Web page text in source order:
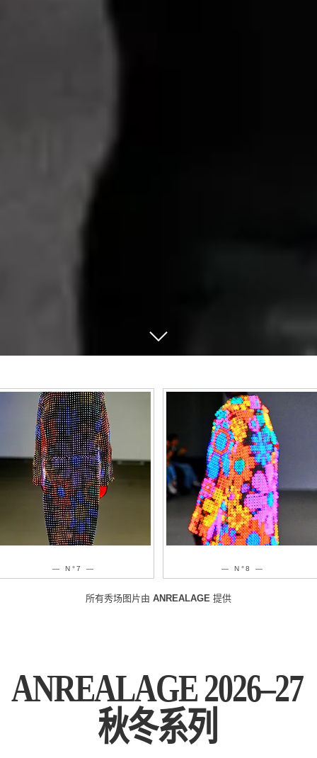
— N°8 — — N°9 —
所有秀场图片由 ANREALAGE 提供
ANREALAGE 2026–27
秋冬系列